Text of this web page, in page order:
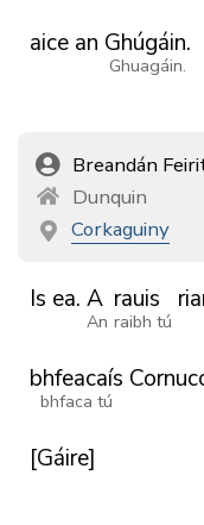
aice an Ghúgáin.
Ghuagáin.
Breandán
Dunquin
Corkaguiny
Is ea. A
An
rauis
raibh tú
bhfeacaís
bhfaca tú
[Gáire]